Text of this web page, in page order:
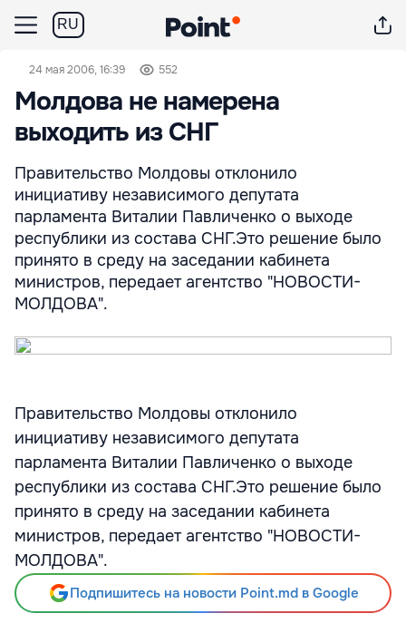
RU
24 мая 2006, 16:39 552
Молдова не намерена
выходить из СНГ
Правительство Молдовы отклонило
инициативу независимого депутата
парламента Виталии Павличенко о выходе
республики из состава СНГ.Это решение было
принято в среду на заседании кабинета
министров, передает агентство "НОВОСТИ-
МОЛДОВА".
Правительство Молдовы отклонило
инициативу независимого депутата
парламента Виталии Павличенко о выходе
республики из состава СНГ.Это решение было
принято в среду на заседании кабинета
министров, передает агентство "НОВОСТИ-
МОЛДОВА".
Подпишитесь на новости Point.md в Google